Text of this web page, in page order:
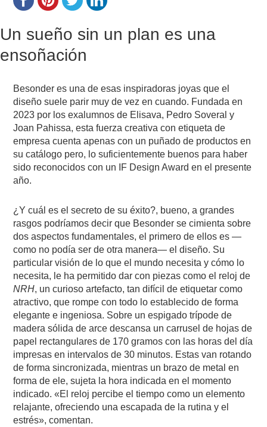
Un sueño sin un plan es una
ensoñación
Besonder es una de esas inspiradoras joyas que el
diseño suele parir muy de vez en cuando. Fundada en
2023 por los exalumnos de Elisava, Pedro Soveral y
Joan Pahissa, esta fuerza creativa con etiqueta de
empresa cuenta apenas con un puñado de productos en
su catálogo pero, lo suficientemente buenos para haber
sido reconocidos con un IF Design Award en el presente
año.
¿Y cuál es el secreto de su éxito?, bueno, a grandes
rasgos podríamos decir que Besonder se cimienta sobre
dos aspectos fundamentales, el primero de ellos es —
como no podía ser de otra manera— el diseño. Su
particular visión de lo que el mundo necesita y cómo lo
necesita, le ha permitido dar con piezas como el reloj de
NRH, un curioso artefacto, tan difícil de etiquetar como
atractivo, que rompe con todo lo establecido de forma
elegante e ingeniosa. Sobre un espigado trípode de
madera sólida de arce descansa un carrusel de hojas de
papel rectangulares de 170 gramos con las horas del día
impresas en intervalos de 30 minutos. Estas van rotando
de forma sincronizada, mientras un brazo de metal en
forma de ele, sujeta la hora indicada en el momento
indicado. «El reloj percibe el tiempo como un elemento
relajante, ofreciendo una escapada de la rutina y el
estrés», comentan.